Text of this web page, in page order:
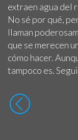
extraen agua del
No sé por qué,
llaman
que se merecen
cómo hacer.
tampoco es.